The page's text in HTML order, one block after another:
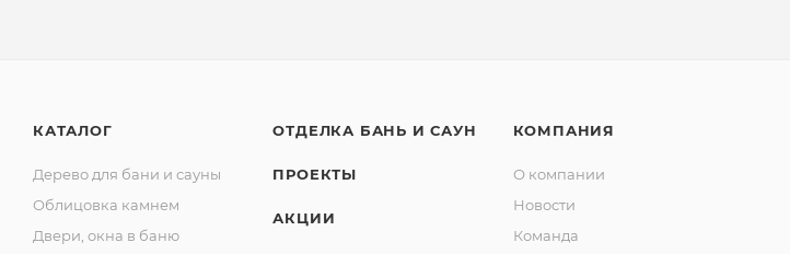
КАТАЛОГ
Дерево для бани и сауны
Облицовка камнем
Двери, окна в баню
ОТДЕЛКА БАНЬ И САУН
ПРОЕКТЫ
АКЦИИ
КОМПАНИЯ
О компании
Новости
Команда